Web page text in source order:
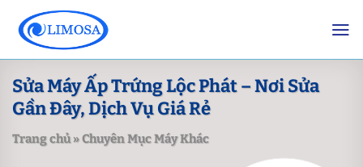
content
Sửa Máy Ấp Trứng Lộc Phát – Nơi Sửa
Gần Đây, Dịch Vụ Giá Rẻ
Trang chủ»Chuyên Mục Máy Khác